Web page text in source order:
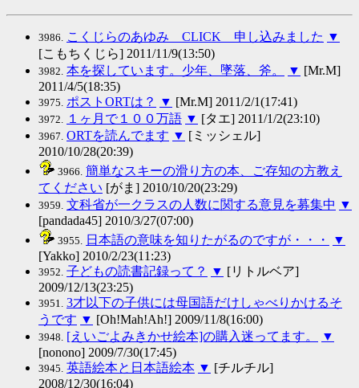
3986. こくじらのあゆみ CLICK 申し込みました ▼
[こもちくじら] 2011/11/9(13:50)
3982. 本を探しています。少年、墜落、斧。 ▼ [Mr.M]
2011/4/5(18:35)
3975. ポストORTは？ ▼ [Mr.M] 2011/2/1(17:41)
3972. １ヶ月で１００万語 ▼ [タエ] 2011/1/2(23:10)
3967. ORTを読んでます ▼ [ミッシェル]
2010/10/28(20:39)
3966. 簡単なスキーの滑り方の本、ご存知の方教え
てください [がま] 2010/10/20(23:29)
3959. 文科省が一クラスの人数に関する意見を募集中 ▼
[pandada45] 2010/3/27(07:00)
3955. 日本語の意味を知りたがるのですが・・・
▼
[Yakko] 2010/2/23(11:23)
3952. 子どもの読書記録って？ ▼ [リトルベア]
2009/12/13(23:25)
3951.
3才以下の子供には母国語だけしゃべりかけるそ
うです ▼ [Oh!Mah!Ah!] 2009/11/8(16:00)
3948. [えいごよみきかせ絵本]の購入迷ってます。
▼
[nonono] 2009/7/30(17:45)
3945. 英語絵本と日本語絵本 ▼ [チルチル]
2008/12/30(16:04)